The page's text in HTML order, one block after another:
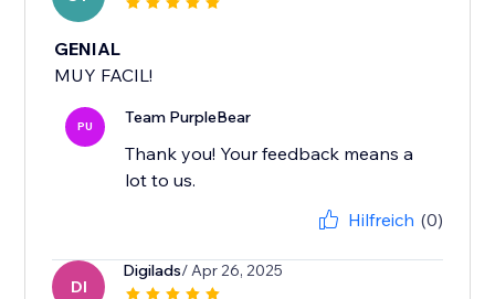
GENIAL
MUY FACIL!
PU Team PurpleBear
Thank you! Your feedback means a
lot to us.
Hilfreich (0)
DI
Digilads/ Apr 26, 2025